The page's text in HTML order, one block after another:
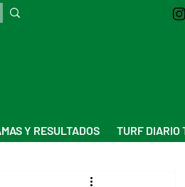
Y RESULTADOS TURF DIARIO